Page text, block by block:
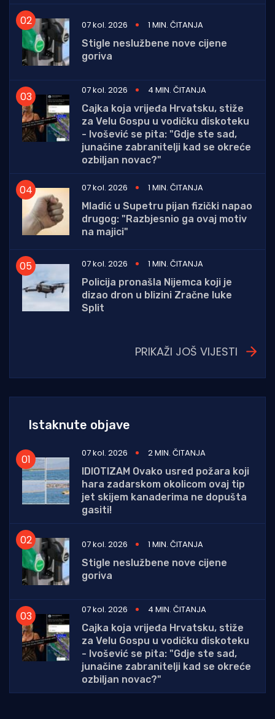
07 kol. 2026
1 MIN. ČITANJA
Stigle neslužbene nove cijene
goriva
07 kol. 2026
4 MIN. ČITANJA
Cajka koja vrijeđa Hrvatsku, stiže
za Velu Gospu u vodičku diskoteku
- Ivošević se pita: "Gdje ste sad,
junačine zabranitelji kad se okreće
ozbiljan novac?"
07 kol. 2026
1 MIN. ČITANJA
Mladić u Supetru pijan fizički napao
drugog: "Razbjesnio ga ovaj motiv
na majici"
07 kol. 2026
1 MIN. ČITANJA
Policija pronašla Nijemca koji je
dizao dron u blizini Zračne luke
Split
PRIKAŽI JOŠ VIJESTI
Istaknute objave
07 kol. 2026
2 MIN. ČITANJA
IDIOTIZAM Ovako usred požara koji
hara zadarskom okolicom ovaj tip
jet skijem kanaderima ne dopušta
gasiti!
07 kol. 2026
1 MIN. ČITANJA
Stigle neslužbene nove cijene
goriva
07 kol. 2026
4 MIN. ČITANJA
Cajka koja vrijeđa Hrvatsku, stiže
za Velu Gospu u vodičku diskoteku
- Ivošević se pita: "Gdje ste sad,
junačine zabranitelji kad se okreće
ozbiljan novac?"